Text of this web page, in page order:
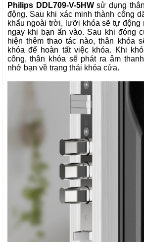
Philips DDL709-V-5HWsử dụng
động. Sau khi xác minh thành công
khẩu ngoài trời, lưỡi khóa sẽ tự động
ngay khi bạn ấn vào. Sau khi đóng
hiện thêm thao tác nào, thân khóa
khóa để hoàn tất việc khóa. Khi
công, thân khóa sẽ phát ra âm
nhở bạn về trạng thái khóa cửa.